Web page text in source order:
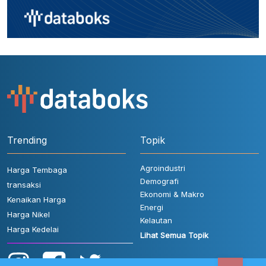
Trending
Harga Tembaga
transaksi
Kenaikan Harga
Harga Nikel
Harga Kedelai
Topik
Agroindustri
Demografi
Ekonomi & Makro
Energi
Kelautan
Lihat Semua Topik